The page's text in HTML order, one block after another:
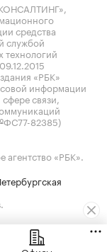
средства
службой
технологий
«РБК»
информации
связи,
82385)
агентство «РБК».